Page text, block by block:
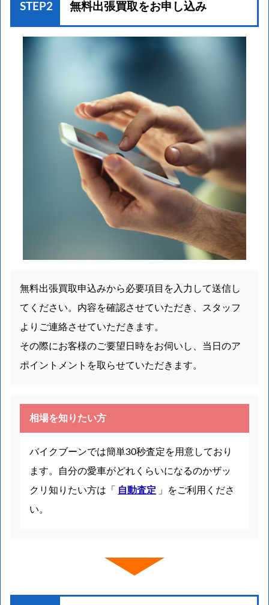
STEP2 無料出張買取をお申し込み
無料出張買取申込みから必要項目を入力して送信し
てください。内容を確認させていただき、スタッフ
よりご連絡させていただきます。
その際にお客様のご要望日時をお伺いし、当日のア
ポイントメントを取らせていただきます。
相場を知りたい方
バイクブーンでは簡単30秒査定を用意しており
ます。自分の愛車がどれくらいになるのかザッ
クリ知りたい方は「
自動査定 」をご利用くださ
い。